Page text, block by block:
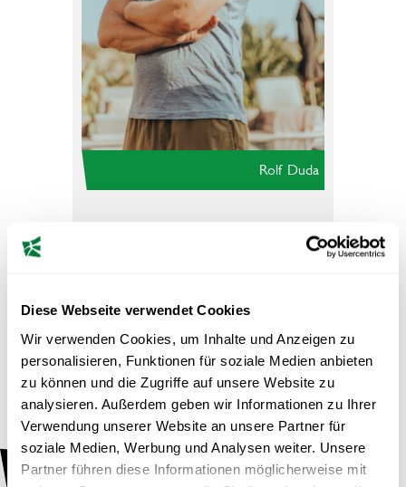
Diese Webseite verwendet Cookies
Wir verwenden Cookies, um Inhalte und Anzeigen zu
personalisieren, Funktionen für soziale Medien anbieten
zu können und die Zugriffe auf unsere Website zu
analysieren. Außerdem geben wir Informationen zu Ihrer
Verwendung unserer Website an unsere Partner für
soziale Medien, Werbung und Analysen weiter. Unsere
Partner führen diese Informationen möglicherweise mit
Rolf Duda
PEAKWOLF
Rolf Duda ist Biohacker, Atemcoach und Gründer von
PEAKWOLF. Er befasst sich intensiv mit den Themen Atmung,
Resilienz und bewusstem Lebensstil.
Nach Jahren als Unternehmensberater und Geschäftsführer
mehrerer Firmen suchte Duda neue Wege, um seine eigene